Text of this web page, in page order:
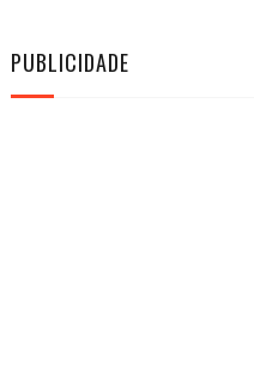
PUBLICIDADE